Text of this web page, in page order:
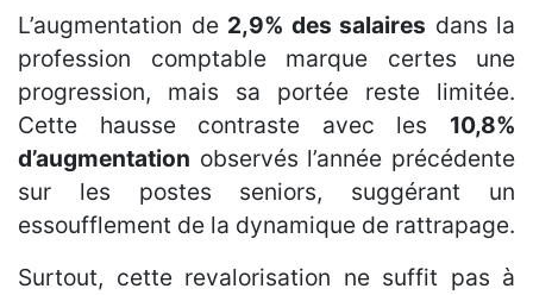
L’augmentation de 2,9% des salaires dans la
profession comptable marque certes une
progression, mais sa portée reste limitée.
Cette hausse contraste avec les 10,8%
d’augmentation observés l’année précédente
sur les postes seniors, suggérant un
essoufflement de la dynamique de rattrapage.
Surtout, cette revalorisation ne suffit pas à